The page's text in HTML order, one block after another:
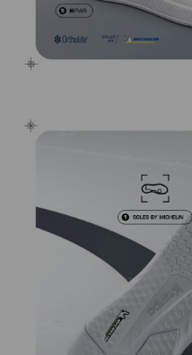
Omitir galería de imágenes